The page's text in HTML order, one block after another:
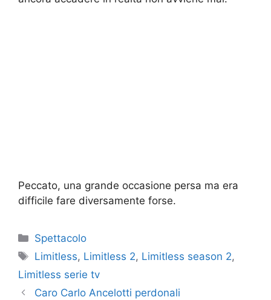
Peccato, una grande occasione persa ma era
difficile fare diversamente forse.
Categorie
Spettacolo
Tag
Limitless, Limitless 2, Limitless season 2,
Limitless serie tv
Caro Carlo Ancelotti perdonali